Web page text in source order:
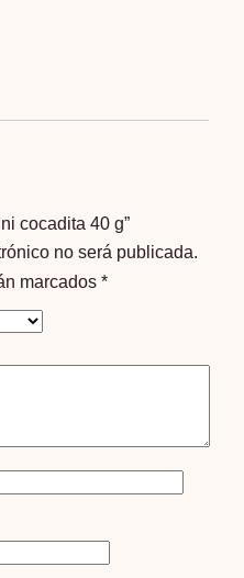
cocadita 40 g”
no será publicada.
marcados*